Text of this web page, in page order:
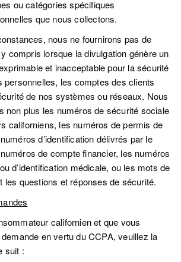
ou catégories spécifiques
que nous collectons.
nous ne fournirons pas de
compris lorsque la divulgation génère un
et inacceptable pour la sécurité
personnelles, les comptes des clients
de nos systèmes ou réseaux. Nous
non plus les numéros de sécurité sociale
californiens, les numéros de permis de
d’identification délivrés par le
de compte financier, les numéros
d’identification médicale, ou les mots de
les questions et réponses de sécurité.
californien et que vous
en vertu du CCPA, veuillez la
suit :